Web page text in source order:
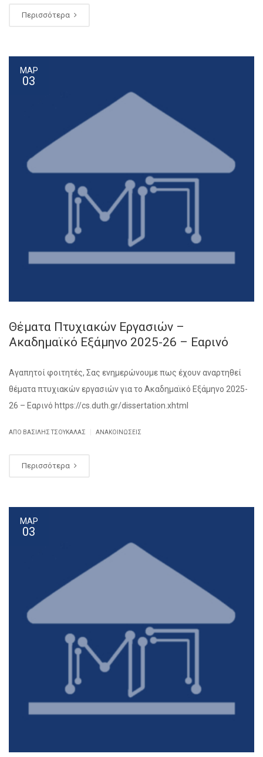
Περισσότερα
ΜΑΡ
03
Θέματα Πτυχιακών Εργασιών –
Ακαδημαϊκό Εξάμηνο 2025-26 – Εαρινό
Αγαπητοί φοιτητές, Σας ενημερώνουμε πως έχουν αναρτηθεί
θέματα πτυχιακών εργασιών για το Ακαδημαϊκό Εξάμηνο 2025-
26 – Εαρινό https://cs.duth.gr/dissertation.xhtml
ΑΠΌ ΒΑΣΊΛΗΣ ΤΣΟΥΚΑΛΆΣ ΑΝΑΚΟΙΝΏΣΕΙΣ
Περισσότερα
ΜΑΡ
03